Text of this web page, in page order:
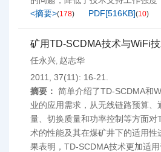
<摘要>(178) PDF[516KB](10)
矿用TD-SCDMA技术与WiFi
任永兴, 赵志华
2011, 37(11): 16-21.
摘要： 简单介绍了TD-SCDMA和
业的应用需求，从无线链路预算、
量、切换质量和功率控制等方面对
术的性能及其在煤矿井下的适用性
果表明，TD-SCDMA技术更加适用